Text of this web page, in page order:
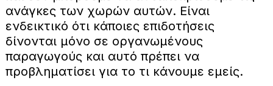
ανάγκες των χωρών αυτών. Είναι
ενδεικτικό ότι κάποιες επιδοτήσεις
δίνονται μόνο σε οργανωμένους
παραγωγούς και αυτό πρέπει να
προβληματίσει για το τι κάνουμε εμείς.